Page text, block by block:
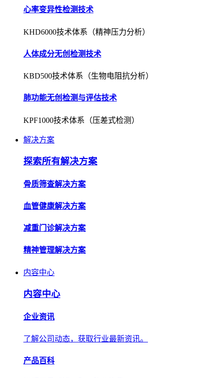
心率变异性检测技术
KHD6000技术体系（精神压力分析）
人体成分无创检测技术
KBD500技术体系（生物电阻抗分析）
肺功能无创检测与评估技术
KPF1000技术体系（压差式检测）
解决方案
探索所有解决方案
骨质筛查解决方案
血管健康解决方案
减重门诊解决方案
精神管理解决方案
内容中心
内容中心
企业资讯
了解公司动态，获取行业最新资讯。
产品百科